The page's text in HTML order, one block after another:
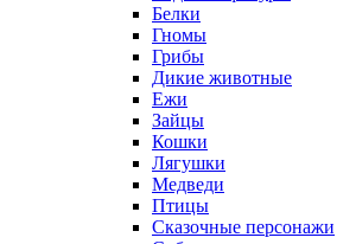
Белки
Гномы
Грибы
Дикие животные
Ежи
Зайцы
Кошки
Лягушки
Медведи
Птицы
Сказочные персонажи